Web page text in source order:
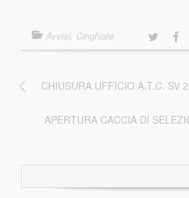
Avvisi, Cinghiale
CHIUSURA UFFICIO A.T.C. SV
APERTURA CACCIA DI